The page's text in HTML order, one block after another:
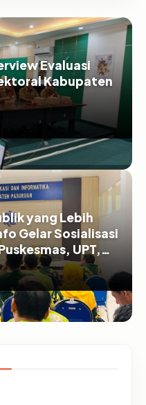
Evaluasi
Kabupaten
yang Lebih
Gelar Sosialisasi
UPT,
Pasuruan